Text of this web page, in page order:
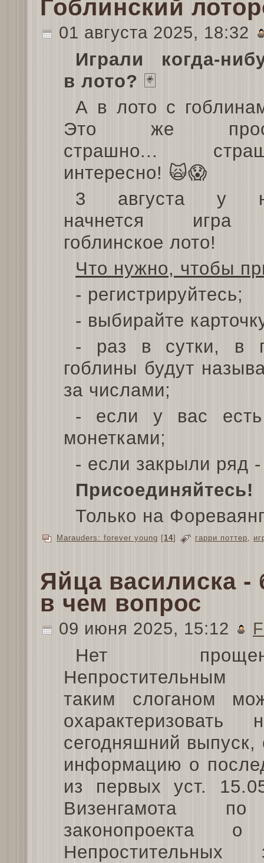
Гоблинский
01 августа 2025, 18:32
Играли когда-
в лото? 🃏
А в лото с
Это же
страшно...
интересно! 🙀😱
3 августа у
начнется
гоблинское лото!
Что нужно, чтобы
- регистрируйтесь;
- выбирайте
- раз в сутки, в
гоблины будут
за числами;
- если у вас есть
монетками;
- если закрыли ряд
Присоединяйтесь!
Только на
Marauders: forever young [14] гарри поттер,
Яйца василиска -
в чем вопрос
09 июня 2025, 15:12
Нет
таким слоганом
охарактеризовать
сегодняшний выпуск,
информацию о
из первых уст.
Визенгамота
законопроекта